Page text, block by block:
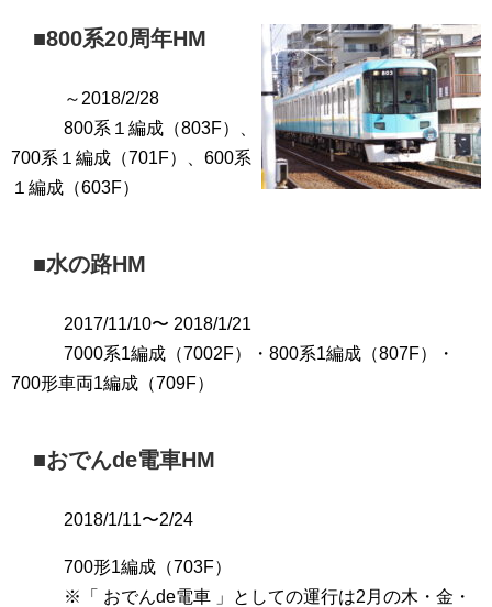
■800系20周年HM
～2018/2/28
800系１編成（803F）
700系１編成（701F）、 600系
１編成（603F）
■水の路HM
2017/11/10〜 2018/1/21
7000系1編成（7002F）・ 800系1編成（807F）・
700形車両1編成（709F）
■おでんde電車HM
2018/1/11〜2/24
700形1編成（703F）
※「 おでんde電車 」としての運行は2月の木・金・